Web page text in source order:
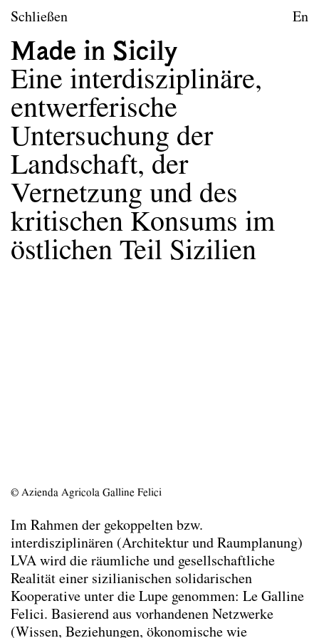
zum Inhalt springen
Landschaftsarchitektur
Leitbild
Lehre
Forschungsprojekte
Publikationen
Archiv
Schließen En
Made in Sicily
Eine interdisziplinäre,
entwerferische
Untersuchung der
Landschaft, der
Vernetzung und des
kritischen Konsums im
östlichen Teil Sizilien
© Azienda Agricola Galline Felici
Im Rahmen der gekoppelten bzw.
interdisziplinären (Architektur und Raumplanung)
LVA wird die räumliche und gesellschaftliche
Realität einer sizilianischen solidarischen
Kooperative unter die Lupe genommen: Le Galline
Felici. Basierend aus vorhandenen Netzwerke
(Wissen, Beziehungen, ökonomische wie
Archiv
Semester
Dokumentationen